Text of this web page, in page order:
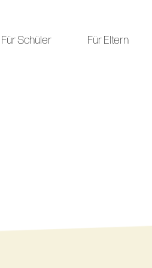
Für Schüler Für Eltern